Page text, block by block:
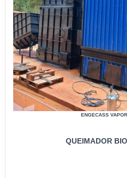
ENGECASS VAPOR
QUEIMADOR